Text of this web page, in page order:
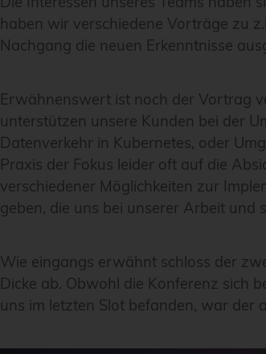
haben wir verschiedene Vorträge zu
Nachgang die neuen Erkenntnisse
Erwähnenswert ist noch der Vortrag
unterstützen unsere Kunden bei der
Datenverkehr in Kubernetes, oder
Praxis der Fokus leider oft auf die
verschiedener Möglichkeiten zur
geben, die uns bei unserer Arbeit und
Wie eingangs erwähnt schloss der
Dicke ab. Obwohl die Konferenz sich
uns im letzten Slot befanden, war der